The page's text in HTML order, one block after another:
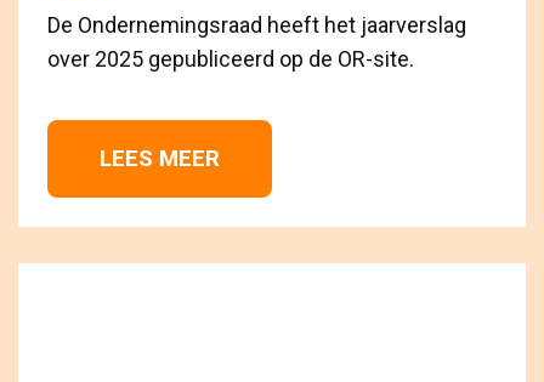
De Ondernemingsraad heeft het jaarverslag
over 2025 gepubliceerd op de OR-site.
LEES MEER